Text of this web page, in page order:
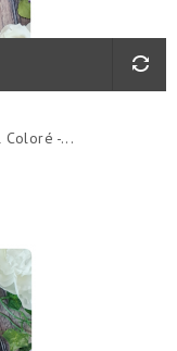
-...